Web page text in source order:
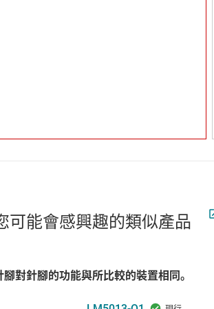
可能會感興趣的類似產品
腳對針腳的功能與所比較的裝置相同。